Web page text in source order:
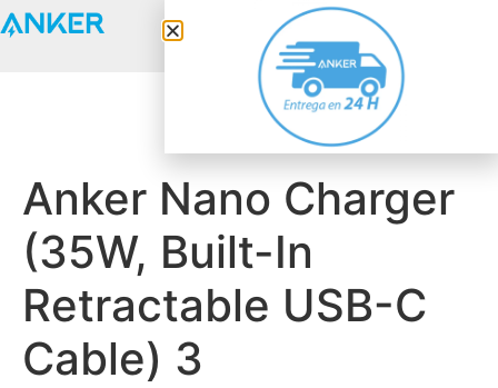
Anker Nano Charger
(35W, Built-In
Retractable USB-C
Cable) 3